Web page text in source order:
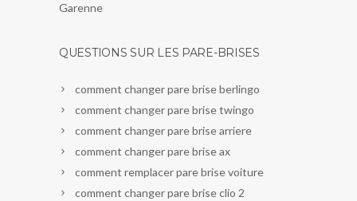
Garenne
QUESTIONS SUR LES PARE-BRISES
comment changer pare brise berlingo
comment changer pare brise twingo
comment changer pare brise arriere
comment changer pare brise ax
comment remplacer pare brise voiture
comment changer pare brise clio 2